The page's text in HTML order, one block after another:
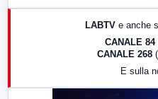
17:00
LABTV e anche
CANALE 84
CANALE 268
E sulla